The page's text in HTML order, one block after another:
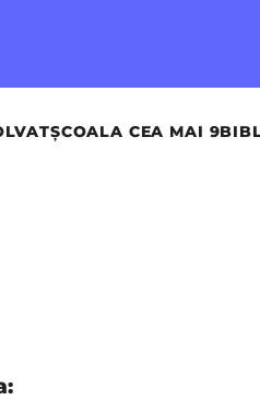
ȘCOALA CEA MAI 9